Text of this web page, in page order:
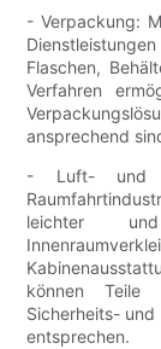
- Verpackung:
Flaschen,
Verfahren
ansprechend
- Luft- und
leichter
können Teile
Sicherheits-
entsprechen.